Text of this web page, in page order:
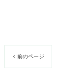
< 前のページ